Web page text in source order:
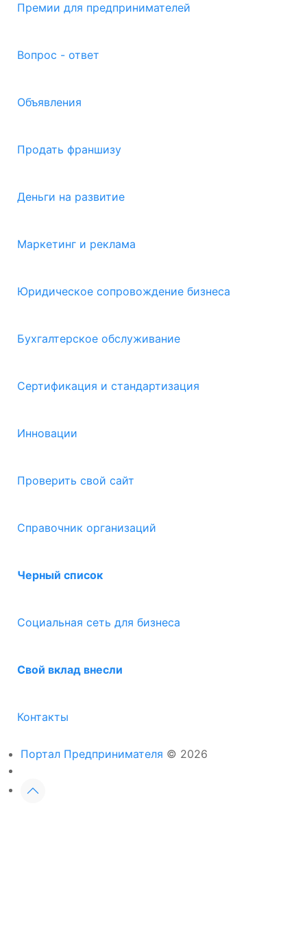
Премии для предпринимателей
Вопрос - ответ
Объявления
Продать франшизу
Деньги на развитие
Маркетинг и реклама
Юридическое сопровождение бизнеса
Бухгалтерское обслуживание
Сертификация и стандартизация
Инновации
Проверить свой сайт
Справочник организаций
Черный список
Социальная сеть для бизнеса
Свой вклад внесли
Контакты
Портал Предпринимателя © 2026